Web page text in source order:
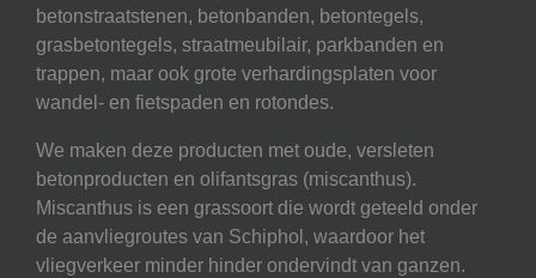
betonstraatstenen, betonbanden, betontegels,
grasbetontegels, straatmeubilair, parkbanden en
trappen, maar ook grote verhardingsplaten voor
wandel- en fietspaden en rotondes.
We maken deze producten met oude, versleten
betonproducten en olifantsgras (miscanthus).
Miscanthus is een grassoort die wordt geteeld onder
de aanvliegroutes van Schiphol, waardoor het
vliegverkeer minder hinder ondervindt van ganzen.